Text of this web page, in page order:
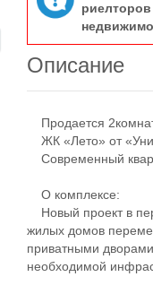
Описание
Продается
ЖК «Лето» от
Современный
О комплексе:
Новый проект в
жилых домов
приватными
необходимой